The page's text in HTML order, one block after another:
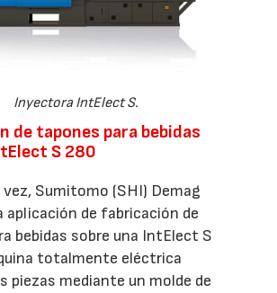
Inyectora IntElect S.
de tapones para bebidas
S 280
vez, Sumitomo (SHI) Demag
aplicación de fabricación de
bebidas sobre una IntElect S
totalmente eléctrica
piezas mediante un molde de